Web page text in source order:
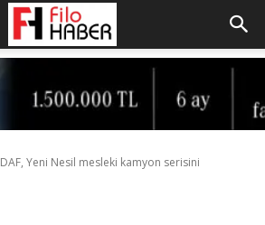
DAF, Yeni Nesil mesleki kamyon serisini